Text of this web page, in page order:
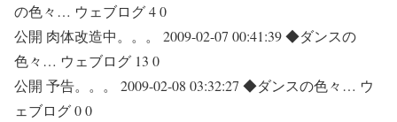
の色々… ウェブログ 4 0
公開 肉体改造中。。。 2009-02-07 00:41:39 ◆ダンスの
色々… ウェブログ 13 0
公開 予告。。。 2009-02-08 03:32:27 ◆ダンスの色々… ウ
ェブログ 0 0